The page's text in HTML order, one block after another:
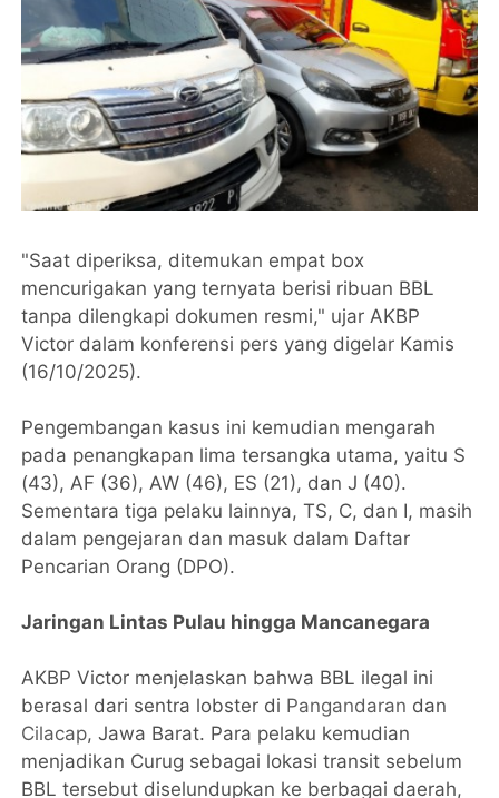
"Saat diperiksa, ditemukan empat box
mencurigakan yang ternyata berisi ribuan BBL
tanpa dilengkapi dokumen resmi," ujar AKBP
Victor dalam konferensi pers yang digelar Kamis
(16/10/2025).
Pengembangan kasus ini kemudian mengarah
pada penangkapan lima tersangka utama, yaitu S
(43), AF (36), AW (46), ES (21), dan J (40).
Sementara tiga pelaku lainnya, TS, C, dan I, masih
dalam pengejaran dan masuk dalam Daftar
Pencarian Orang (DPO).
Jaringan Lintas Pulau hingga Mancanegara
AKBP Victor menjelaskan bahwa BBL ilegal ini
berasal dari sentra lobster di Pangandaran dan
Cilacap, Jawa Barat. Para pelaku kemudian
menjadikan Curug sebagai lokasi transit sebelum
BBL tersebut diselundupkan ke berbagai daerah,